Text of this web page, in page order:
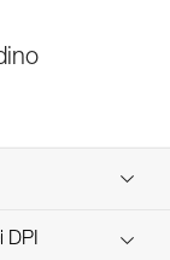
DPI